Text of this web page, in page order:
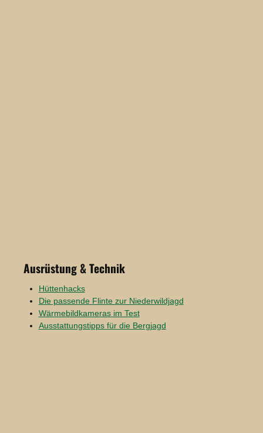
Ausrüstung & Technik
Hüttenhacks
Die passende Flinte zur Niederwildjagd
Wärmebildkameras im Test
Ausstattungstipps für die Bergjagd